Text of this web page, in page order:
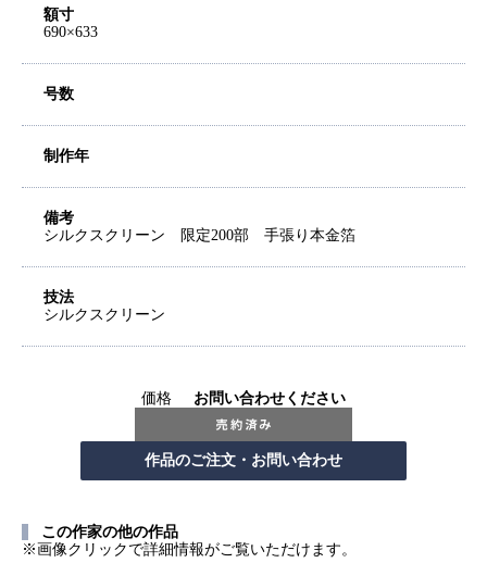
額寸
690×633
号数
制作年
備考
シルクスクリーン 限定200部 手張り本金箔
技法
シルクスクリーン
価格 お問い合わせください
この作家の他の作品
※画像クリックで詳細情報がご覧いただけます。